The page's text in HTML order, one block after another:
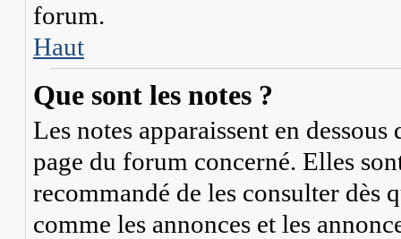
forum.
Haut
Que sont les notes ?
Les notes apparaissent en
page du forum concerné. Elles
recommandé de les consulter dès
comme les annonces et les